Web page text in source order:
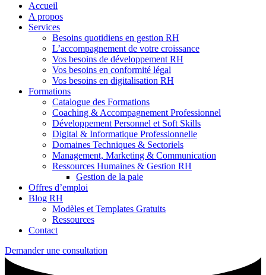
Accueil
A propos
Services
Besoins quotidiens en gestion RH
L’accompagnement de votre croissance
Vos besoins de développement RH
Vos besoins en conformité légal
Vos besoins en digitalisation RH
Formations
Catalogue des Formations
Coaching & Accompagnement Professionnel
Développement Personnel et Soft Skills
Digital & Informatique Professionnelle
Domaines Techniques & Sectoriels
Management, Marketing & Communication
Ressources Humaines & Gestion RH
Gestion de la paie
Offres d’emploi
Blog RH
Modèles et Templates Gratuits
Ressources
Contact
Demander une consultation